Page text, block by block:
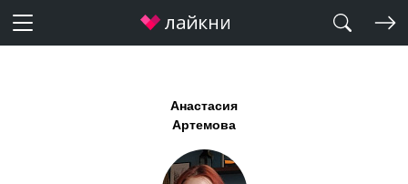
Анастасия
Артемова